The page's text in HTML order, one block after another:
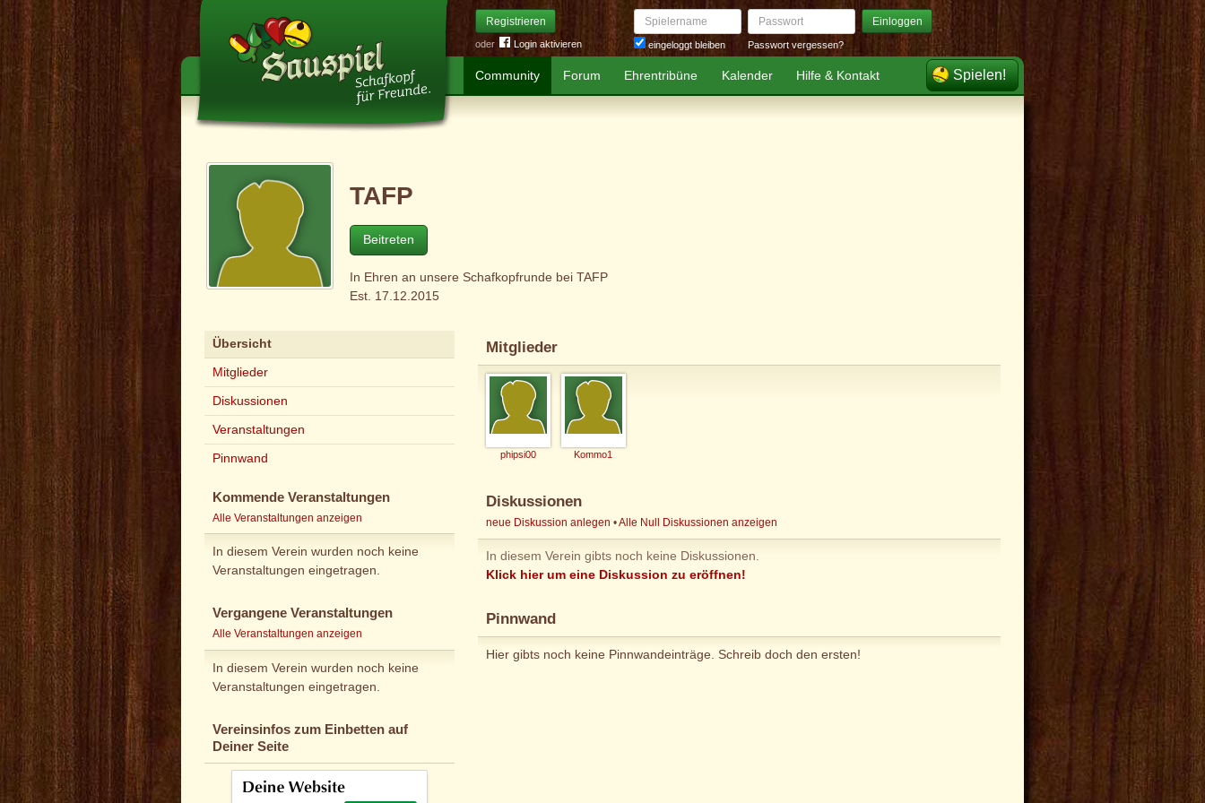
Registrieren
oder Login aktivieren
Spielername
eingeloggt bleiben
Passwort Einloggen
Passwort vergessen?
Community Forum Ehrentribüne Kalender Hilfe & Kontakt Spielen!
TAFP
Beitreten
In Ehren an unsere Schafkopfrunde bei TAFP
Est. 17.12.2015
Übersicht
Mitglieder
Diskussionen
Veranstaltungen
Pinnwand
Kommende Veranstaltungen
Alle Veranstaltungen anzeigen
In diesem Verein wurden noch keine
Veranstaltungen eingetragen.
Vergangene Veranstaltungen
Alle Veranstaltungen anzeigen
In diesem Verein wurden noch keine
Veranstaltungen eingetragen.
Vereinsinfos zum Einbetten auf
Deiner Seite
Mitglieder
phipsi00 Kommo1
Diskussionen
neue Diskussion anlegen •Alle Null Diskussionen anzeigen
In diesem Verein gibts noch keine Diskussionen.
Klick hier um eine Diskussion zu eröffnen!
Pinnwand
Hier gibts noch keine Pinnwandeinträge. Schreib doch den ersten!